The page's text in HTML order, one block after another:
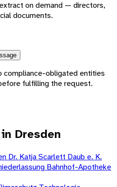
on demand — directors,
documents.
compliance-obligated entities
fulfilling the request.
Dresden
Dr. Katja Scarlett Daub e. K.
Bahnhof-Apotheke